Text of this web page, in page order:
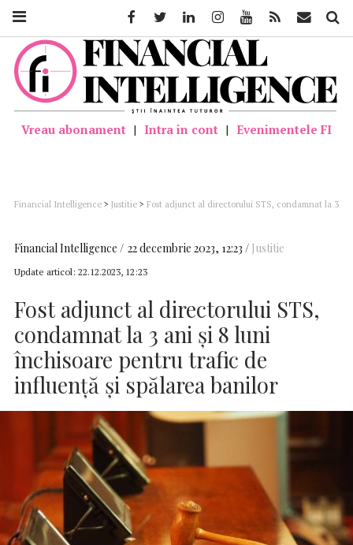
Vreau abonament | Intra in cont | Evenimentele FI
Financial Intelligence > Justitie > Fost adjunct al directorului STS, condamnat la 3
Financial Intelligence 22 decembrie 2023, 12:23 Justitie
Update articol: 22.12.2023, 12:23
Fost adjunct al directorului STS,
condamnat la 3 ani şi 8 luni
închisoare pentru trafic de
influenţă şi spălarea banilor
FacebookTwitter LinkedinInstagramYoutube Feed Mail